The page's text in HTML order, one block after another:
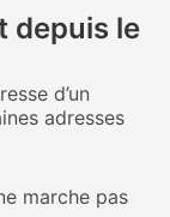
depuis le
d’un
adresses
marche pas